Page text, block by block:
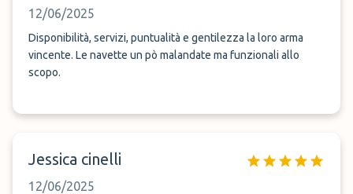
12/06/2025
Disponibilità, servizi, puntualità e gentilezza la loro arma
vincente. Le navette un pò malandate ma funzionali allo
scopo.
Jessica cinelli
12/06/2025